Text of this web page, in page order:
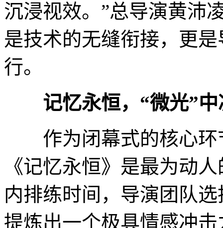
沉浸视效。”总导演黄沛
是技术的无缝衔接，更
行。
记忆永恒，“微光”
作为闭幕式的核心环
《记忆永恒》是最为动
内排练时间，导演团队
提炼出一个极具情感冲